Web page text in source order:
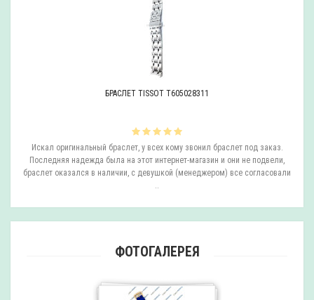
БРАСЛЕТ TISSOT T605028311
Искал оригинальный браслет, у всех кому звонил браслет под заказ.
Последняя надежда была на этот интернет-магазин и они не подвели,
браслет оказался в наличии, с девушкой (менеджером) все согласовали
..
ФОТОГАЛЕРЕЯ